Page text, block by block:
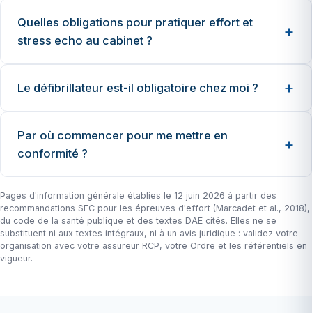
Quelles obligations pour pratiquer effort et
stress echo au cabinet ?
Le défibrillateur est-il obligatoire chez moi ?
Par où commencer pour me mettre en
conformité ?
Pages d'information générale établies le 12 juin 2026 à partir des
recommandations SFC pour les épreuves d'effort (Marcadet et al., 2018),
du code de la santé publique et des textes DAE cités. Elles ne se
substituent ni aux textes intégraux, ni à un avis juridique : validez votre
organisation avec votre assureur RCP, votre Ordre et les référentiels en
vigueur.